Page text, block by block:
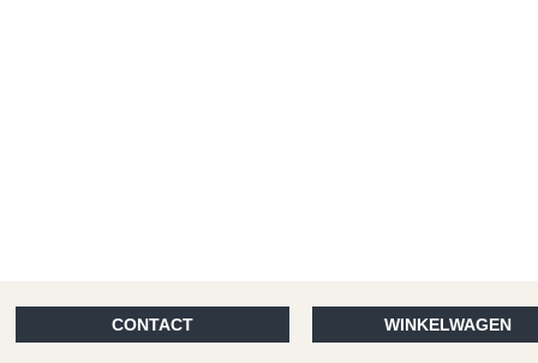
CONTACT WINKELWAGEN